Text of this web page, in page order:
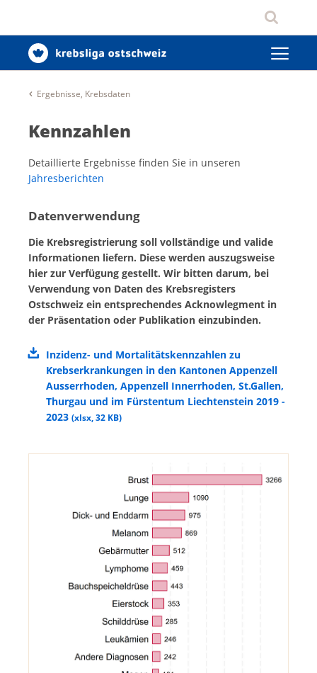
Ergebnisse, Krebsdaten
Kennzahlen
Detaillierte Ergebnisse finden Sie in unseren
Jahresberichten
Datenverwendung
Die Krebsregistrierung soll vollständige und valide
Informationen liefern. Diese werden auszugsweise
hier zur Verfügung gestellt. Wir bitten darum, bei
Verwendung von Daten des Krebsregisters
Ostschweiz ein entsprechendes Acknowlegment in
der Präsentation oder Publikation einzubinden.
Inzidenz- und Mortalitätskennzahlen zu
Krebserkrankungen in den Kantonen Appenzell
Ausserrhoden, Appenzell Innerrhoden, St.Gallen,
Thurgau und im Fürstentum Liechtenstein 2019 -
2023 (xlsx,32 KB)